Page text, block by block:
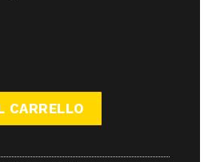
Spray 75 Ml - Accessori -
CARRELLO